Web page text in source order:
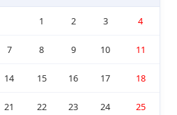
1 2 3 4
7 8 9 10 11
14 15 16 17 18
21 22 23 24 25